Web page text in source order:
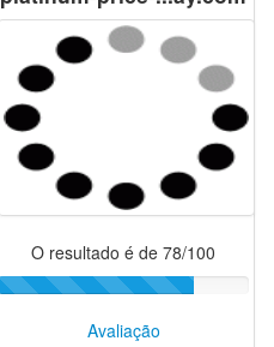
O resultado é de 78/100
Avaliação